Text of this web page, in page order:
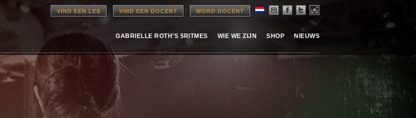
VIND EEN LES VIND EEN DOCENT WORD DOCENT
GABRIELLE ROTH’S 5RITMES WIE WE ZIJN SHOP NIEUWS